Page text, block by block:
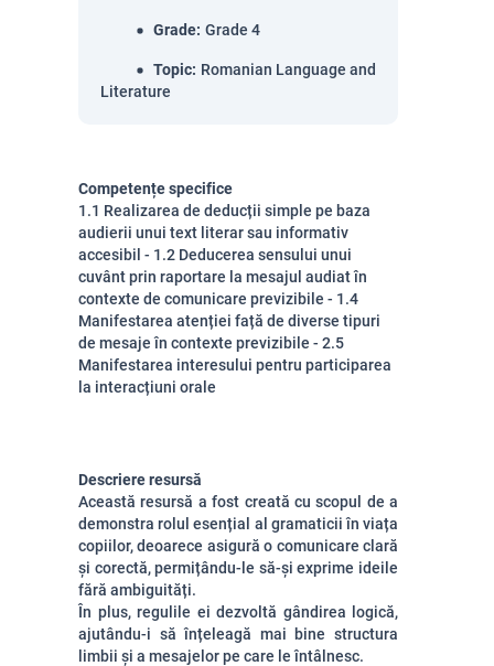
Grade: Grade 4
Topic: Romanian Language and
Literature
Competențe specifice
1.1 Realizarea de deducții simple pe baza
audierii unui text literar sau informativ
accesibil - 1.2 Deducerea sensului unui
cuvânt prin raportare la mesajul audiat în
contexte de comunicare previzibile - 1.4
Manifestarea atenției față de diverse tipuri
de mesaje în contexte previzibile - 2.5
Manifestarea interesului pentru participarea
la interacțiuni orale
Descriere resursă
Această resursă a fost creată cu scopul de a
demonstra rolul esențial al gramaticii în viața
copiilor, deoarece asigură o comunicare clară
și corectă, permițându-le să-și exprime ideile
fără ambiguități.
În plus, regulile ei dezvoltă gândirea logică,
ajutându-i să înțeleagă mai bine structura
limbii și a mesajelor pe care le întâlnesc.